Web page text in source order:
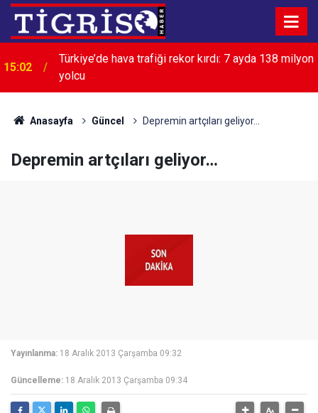
15:02
Türkiye’de hava trafiği rekor kırdı: 7 ayda 138 milyon
yolcu
Anasayfa Güncel Depremin artçıları geliyor…
Depremin artçıları geliyor…
Yayınlanma: 18 Aralık 2013 Çarşamba 09:32
Güncelleme: 18 Aralık 2013 Çarşamba 09:34